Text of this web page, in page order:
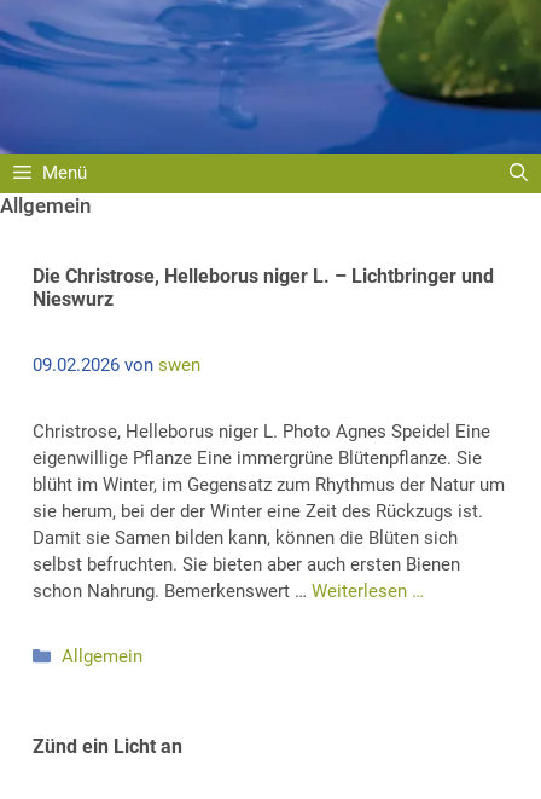
Menü
Allgemein
Die Christrose, Helleborus niger L. – Lichtbringer und
Nieswurz
09.02.2026 von swen
Christrose, Helleborus niger L. Photo Agnes Speidel Eine
eigenwillige Pflanze Eine immergrüne Blütenpflanze. Sie
blüht im Winter, im Gegensatz zum Rhythmus der Natur um
sie herum, bei der der Winter eine Zeit des Rückzugs ist.
Damit sie Samen bilden kann, können die Blüten sich
selbst befruchten. Sie bieten aber auch ersten Bienen
schon Nahrung. Bemerkenswert … Weiterlesen …
Kategorien
Allgemein
Zünd ein Licht an